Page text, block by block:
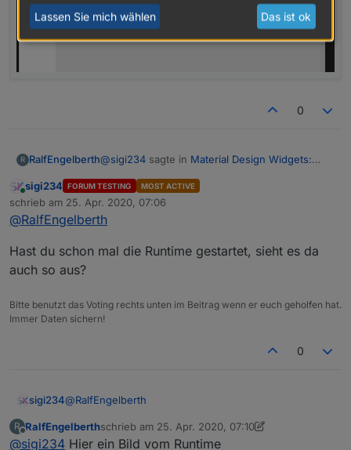
0
R RalfEngelberth@sigi234 sagte in Material Design Widgets:
@RalfEngelberth
Hat keiner eine Lösung?
materialdesign/tree/master/examples/Weat
Folgende NPM Module und Einstellung im
Ja, stehen drin
Online
sigi234 FORUM TESTING MOST ACTIVE
schrieb am 25. Apr. 2020, 07:06
zuletzt editiert von
@RalfEngelberth
Hast du schon mal die Runtime gestartet, sieht es da
auch so aus?
Bitte benutzt das Voting rechts unten im Beitrag wenn er euch geholfen hat.
Immer Daten sichern!
0
sigi234@RalfEngelberth
Hast du schon mal die Runtime gestartet, sieht es da
auch so aus?
R
Offline
RalfEngelberthschrieb am 25. Apr. 2020, 07:10
zuletzt editiert von Negalein
@sigi234 Hier ein Bild vom Runtime
Lassen Sie mich wählen Das ist ok